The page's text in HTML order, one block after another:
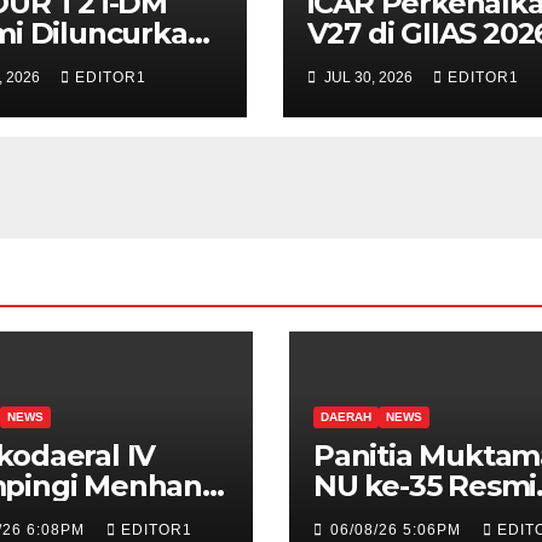
Diluncurkan
2026
2026 EDITOR1
V27 di GIIAS
JUL 30, 2026 EDITOR1
NEWS
IV
Menhan
Latihan
6:08PM EDITOR1
DAERAH NEWS
Panitia
NU ke-35 Resmi
Buka
06/08/26 5:06PM